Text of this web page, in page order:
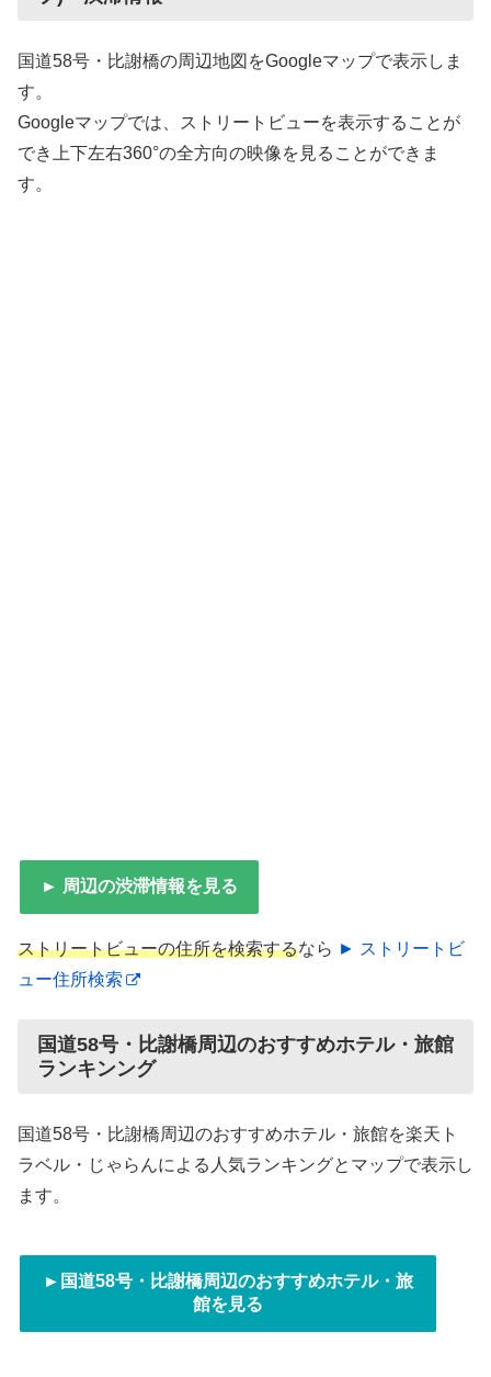
国道58号・比謝橋の周辺地図をGoogleマップで表示しま
す。
Googleマップでは、ストリートビューを表示することが
でき上下左右360°の全方向の映像を見ることができま
す。
► 周辺の渋滞情報を見る
ストリートビューの住所を検索するなら ► ストリートビ
ュー住所検索
国道58号・比謝橋周辺のおすすめホテル・旅館
ランキンング
国道58号・比謝橋周辺のおすすめホテル・旅館を楽天ト
ラベル・じゃらんによる人気ランキングとマップで表示し
ます。
►国道58号・比謝橋周辺のおすすめホテル・旅
館を見る